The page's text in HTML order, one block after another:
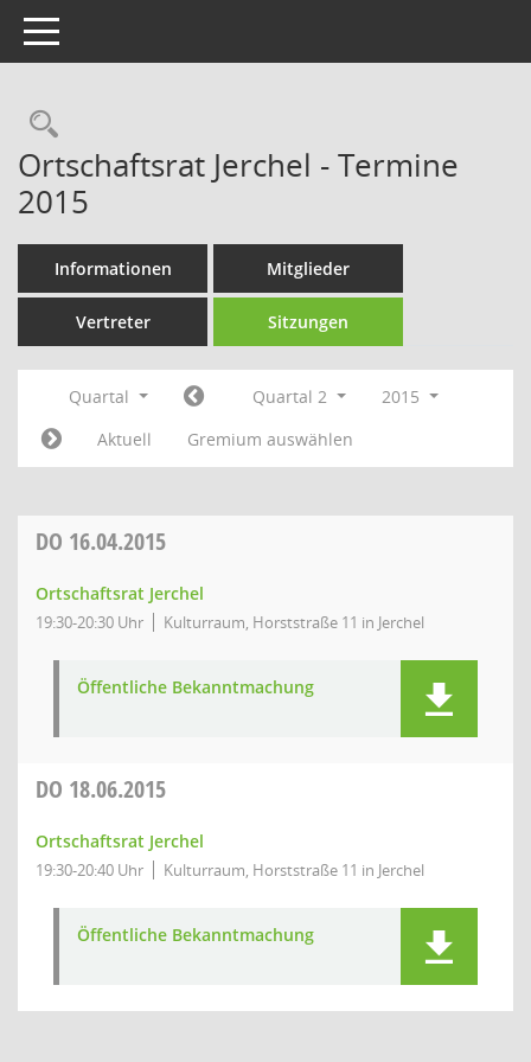
Toggle navigation
Rechercheauswahl
Ortschaftsrat Jerchel - Termine
2015
Informationen Mitglieder
Vertreter Sitzungen
Quartal Quartal 2
2015
Aktuell
Gremium auswählen
DO 16.04.2015
Ortschaftsrat Jerchel
19:30-20:30 Uhr Kulturraum, Horststraße 11 in Jerchel
Öffentliche Bekanntmachung
DO 18.06.2015
Ortschaftsrat Jerchel
19:30-20:40 Uhr Kulturraum, Horststraße 11 in Jerchel
Öffentliche Bekanntmachung